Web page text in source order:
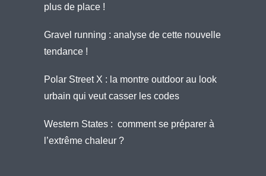
plus de place !
Gravel running : analyse de cette nouvelle
tendance !
Polar Street X : la montre outdoor au look
urbain qui veut casser les codes
Western States : comment se préparer à
l’extrême chaleur ?